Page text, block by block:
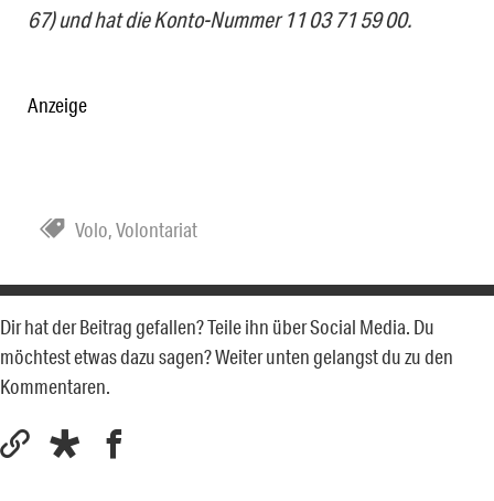
67) und hat die Konto-Nummer 11 03 71 59 00.
Anzeige
Volo,Volontariat
Dir hat der Beitrag gefallen? Teile ihn über Social Media. Du
möchtest etwas dazu sagen? Weiter unten gelangst du zu den
Kommentaren.